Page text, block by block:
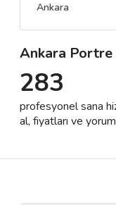
🌟 Müşteri
Destek
İletişim
Ankara
Ankara Portre
283
profesyonel sana
al, fiyatları ve